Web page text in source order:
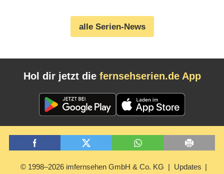
alle Serien-News
Hol dir jetzt die fernsehserien.de App
© 1998–2026 imfernsehen GmbH & Co. KG Updates